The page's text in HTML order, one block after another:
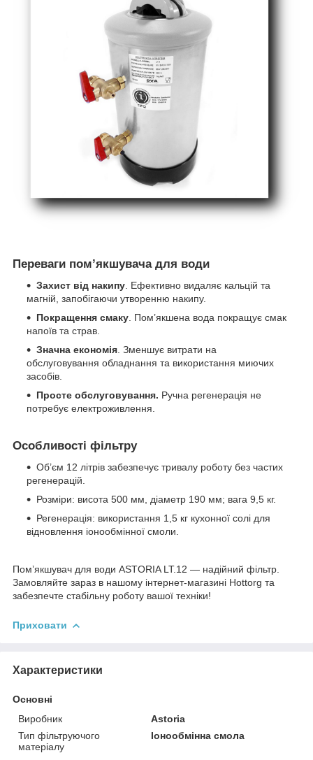
Переваги помʼякшувача для води
Захист від накипу . Ефективно видаляє кальцій та
магній, запобігаючи утворенню накипу.
Покращення смаку . Пом’якшена вода покращує смак
напоїв та страв.
Значна економія . Зменшує витрати на
обслуговування обладнання та використання миючих
засобів.
Просте обслуговування. Ручна регенерація не
потребує електроживлення.
Особливості фільтру
Об’єм 12 літрів забезпечує тривалу роботу без частих
регенерацій.
Розміри: висота 500 мм, діаметр 190 мм; вага 9,5 кг.
Регенерація: використання 1,5 кг кухонної солі для
відновлення іонообмінної смоли.
Помʼякшувач для води ASTORIA LT.12 — надійний фільтр.
Замовляйте зараз в нашому інтернет-магазині Hottorg та
забезпечте стабільну роботу вашої техніки!
Приховати
Характеристики
Основні
Виробник
Astoria
Тип фільтруючого
матеріалу
Іонообмінна смола